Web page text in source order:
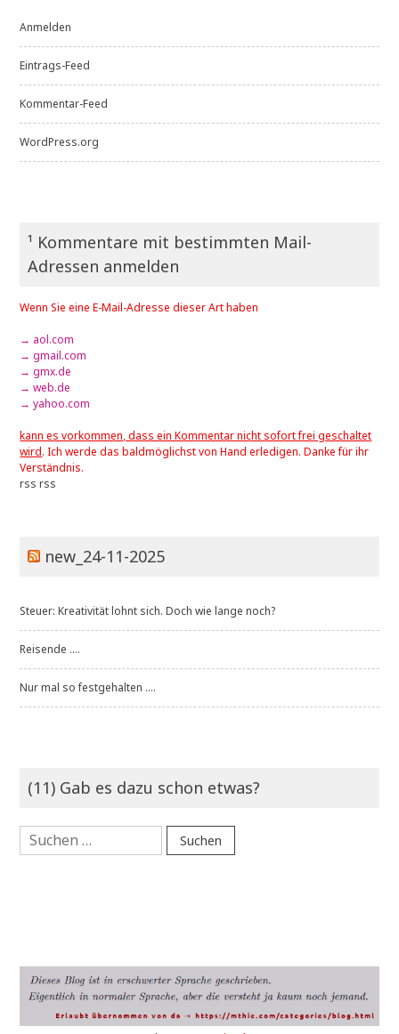
Anmelden
Eintrags-Feed
Kommentar-Feed
WordPress.org
¹ Kommentare mit bestimmten Mail-
Adressen anmelden
Wenn Sie eine E-Mail-Adresse dieser Art haben
→ aol.com
→ gmail.com
→ gmx.de
→ web.de
→ yahoo.com
kann es vorkommen, dass ein Kommentar nicht sofort frei geschaltet
wird. Ich werde das baldmöglichst von Hand erledigen. Danke für ihr
Verständnis.
rss rss
new_24-11-2025
Steuer: Kreativität lohnt sich. Doch wie lange noch?
Reisende ....
Nur mal so festgehalten ....
(11) Gab es dazu schon etwas?
Suchen
nach: